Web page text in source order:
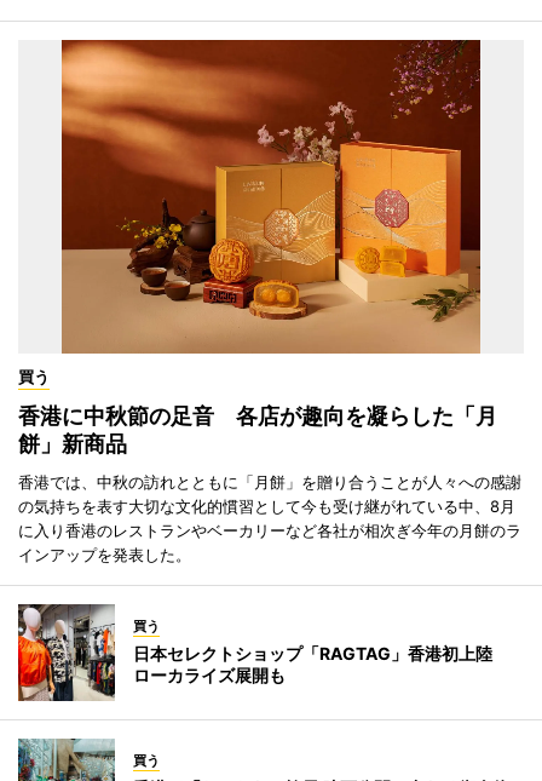
買う
香港に中秋節の足音 各店が趣向を凝らした「月
餅」新商品
香港では、中秋の訪れとともに「月餅」を贈り合うことが人々への感謝
の気持ちを表す大切な文化的慣習として今も受け継がれている中、8月
に入り香港のレストランやベーカリーなど各社が相次ぎ今年の月餅のラ
インアップを発表した。
買う
日本セレクトショップ「RAGTAG」香港初上陸
ローカライズ展開も
買う